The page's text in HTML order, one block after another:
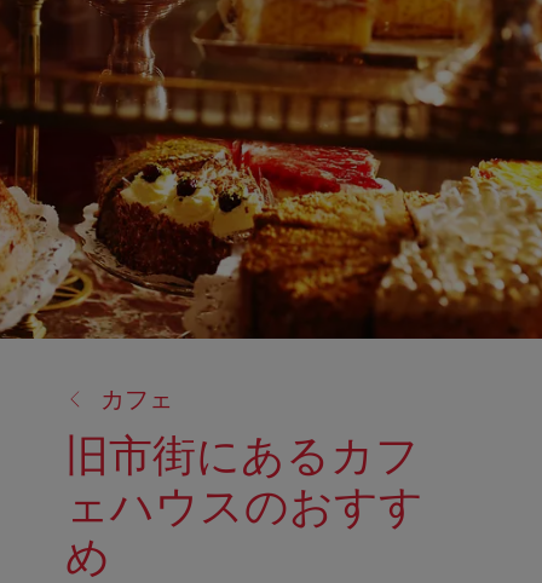
カフェ
旧市街にあるカフ
ェハウスのおすす
め